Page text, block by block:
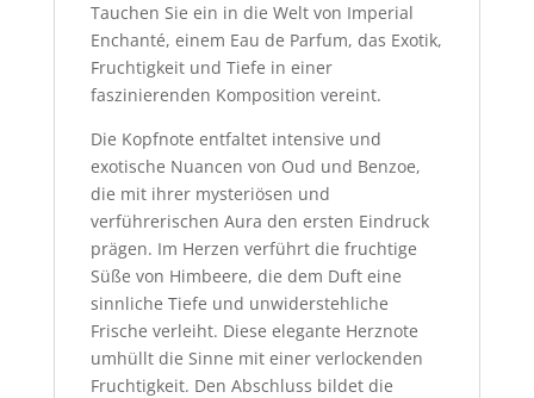
Tauchen Sie ein in die Welt von Imperial
Enchanté, einem Eau de Parfum, das Exotik,
Fruchtigkeit und Tiefe in einer
faszinierenden Komposition vereint.
Die Kopfnote entfaltet intensive und
exotische Nuancen von Oud und Benzoe,
die mit ihrer mysteriösen und
verführerischen Aura den ersten Eindruck
prägen. Im Herzen verführt die fruchtige
Süße von Himbeere, die dem Duft eine
sinnliche Tiefe und unwiderstehliche
Frische verleiht. Diese elegante Herznote
umhüllt die Sinne mit einer verlockenden
Fruchtigkeit. Den Abschluss bildet die